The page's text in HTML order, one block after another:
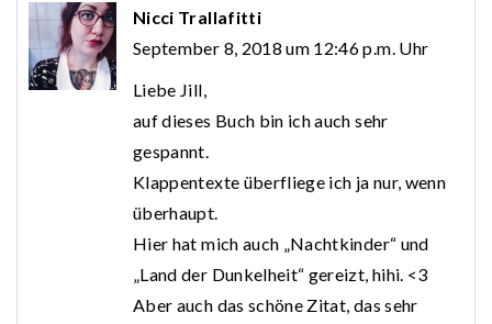
Nicci Trallafitti
September 8, 2018 um 12:46 p.m. Uhr
Liebe Jill,
auf dieses Buch bin ich auch sehr
gespannt.
Klappentexte überfliege ich ja nur, wenn
überhaupt.
Hier hat mich auch „Nachtkinder“ und
„Land der Dunkelheit“ gereizt, hihi. <3
Aber auch das schöne Zitat, das sehr